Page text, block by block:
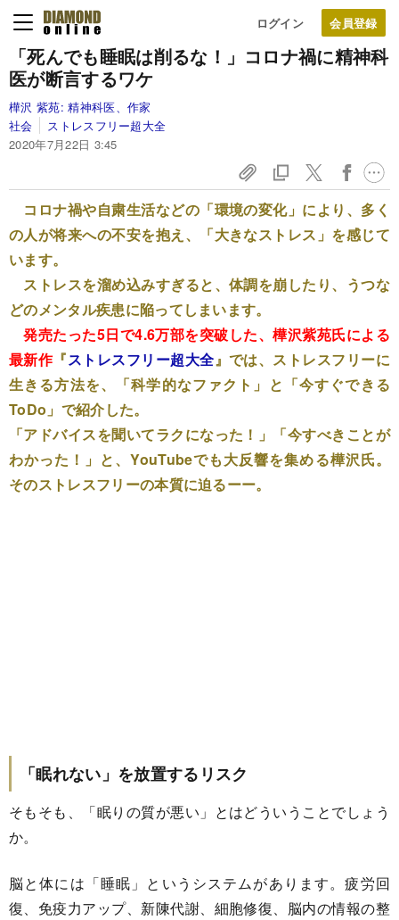
ログイン
「死んでも睡眠は削るな！」コロナ禍に精神科
医が断言するワケ
樺沢 紫苑:精神科医、作家
社会
ストレスフリー超大全
2020年7月22日 3:45
コロナ禍や自粛生活などの「環境の変化」により、多く
の人が将来への不安を抱え、「大きなストレス」を感じて
います。
ストレスを溜め込みすぎると、体調を崩したり、うつな
どのメンタル疾患に陥ってしまいます。
発売たった5日で4.6万部を突破した、樺沢紫苑氏による
最新作『ストレスフリー超大全』では、ストレスフリーに
生きる方法を、「科学的なファクト」と「今すぐできる
ToDo」で紹介した。
「アドバイスを聞いてラクになった！」「今すべきことが
わかった！」と、YouTubeでも大反響を集める樺沢氏。
そのストレスフリーの本質に迫るーー。
「眠れない」を放置するリスク
そもそも、「眠りの質が悪い」とはどういうことでしょう
か。
脳と体には「睡眠」というシステムがあります。疲労回
復、免疫力アップ、新陳代謝、細胞修復、脳内の情報の整